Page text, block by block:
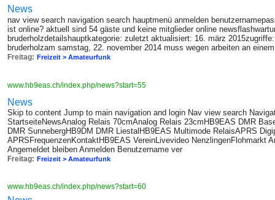
News
nav view search navigation search hauptmenü anmelden
ist online? aktuell sind 54 gäste und keine mitglieder online
bruderholzdetailshauptkategorie: zuletzt aktualisiert: 16. märz
bruderholzam samstag, 22. november 2014 muss wegen arbeiten an
Freitag: Freizeit > Amateurfunk
www.hb9eas.ch/index.php/news?start=55
News
Skip to content Jump to main navigation and login Nav view search
StartseiteNewsAnalog Relais 70cmAnalog Relais 23cmHB9EAS DMR
DMR SunnebergHB9DM DMR LiestalHB9EAS Multimode RelaisAPRS
APRSFrequenzenKontaktHB9EAS VereinLivevideo NenzlingenFlohmarkt
Angemeldet bleiben Anmelden Benutzername ver
Freitag: Freizeit > Amateurfunk
www.hb9eas.ch/index.php/news?start=60